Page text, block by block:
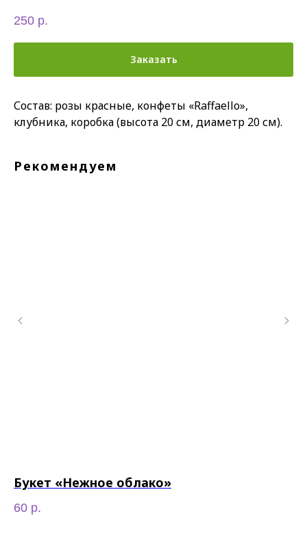
250 р.
Заказать
Состав: розы красные, конфеты «Raffaello»,
клубника, коробка (высота 20 см, диаметр 20 см).
Рекомендуем
Букет «Нежное облако»
60 р.